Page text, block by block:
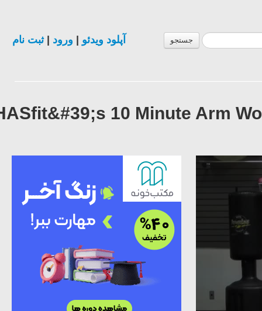
جستجو آپلود ویدئو| ورود| ثبت نام
HASfit&#39;s 10 Minute Arm